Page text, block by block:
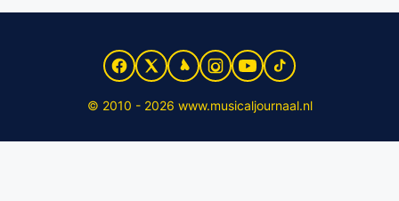
© 2010 - 2026 www.musicaljournaal.nl